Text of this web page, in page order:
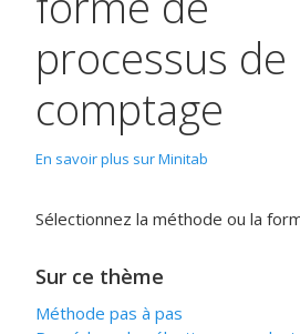
processus de
comptage
En savoir plus sur Minitab
Sélectionnez la méthode ou la
Sur ce thème
Méthode pas à pas